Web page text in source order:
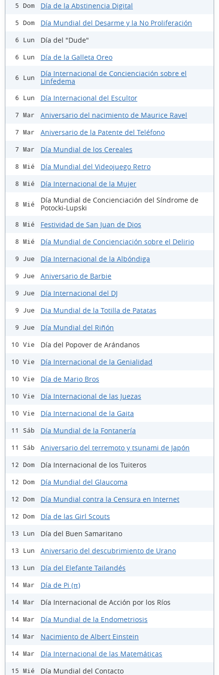
5 Dom Día de la Abstinencia Digital
5 Dom Día Mundial del Desarme y la No Proliferación
6 Lun Día del "Dude"
6 Lun Día de la Galleta Oreo
6 Lun
Día Internacional de Concienciación sobre el
Linfedema
6 Lun Día Internacional del Escultor
7 Mar Aniversario del nacimiento de Maurice Ravel
7 Mar Aniversario de la Patente del Teléfono
7 Mar Día Mundial de los Cereales
8 Mié Día Mundial del Videojuego Retro
8 Mié Día Internacional de la Mujer
8 Mié
Día Mundial de Concienciación del Síndrome de
Potocki-Lupski
8 Mié Festividad de San Juan de Dios
8 Mié Día Mundial de Concienciación sobre el Delirio
9 Jue Día Internacional de la Albóndiga
9 Jue Aniversario de Barbie
9 Jue Día Internacional del DJ
9 Jue Dia Mundial de la Totilla de Patatas
9 Jue Día Mundial del Riñón
10 Vie Día del Popover de Arándanos
10 Vie Día Internacional de la Genialidad
10 Vie Día de Mario Bros
10 Vie Día Internacional de las Juezas
10 Vie Día Internacional de la Gaita
11 Sáb Día Mundial de la Fontanería
11 Sáb Aniversario del terremoto y tsunami de Japón
12 Dom Día Internacional de los Tuiteros
12 Dom Día Mundial del Glaucoma
12 Dom Día Mundial contra la Censura en Internet
12 Dom Día de las Girl Scouts
13 Lun Día del Buen Samaritano
13 Lun Aniversario del descubrimiento de Urano
13 Lun Día del Elefante Tailandés
14 Mar Día de Pi (π)
14 Mar Día Internacional de Acción por los Ríos
14 Mar Día Mundial de la Endometriosis
14 Mar Nacimiento de Albert Einstein
14 Mar Día Internacional de las Matemáticas
15 Mié Día Mundial del Contacto